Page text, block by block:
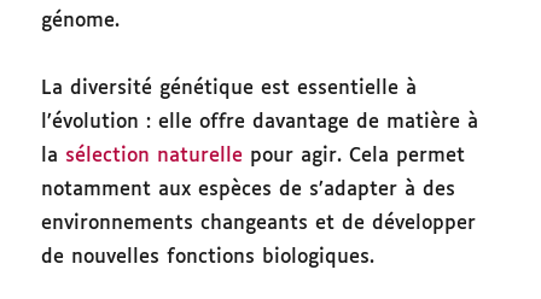
génome.
La diversité génétique est essentielle à
l’évolution : elle offre davantage de matière à
la sélection naturelle pour agir. Cela permet
notamment aux espèces de s’adapter à des
environnements changeants et de développer
de nouvelles fonctions biologiques.